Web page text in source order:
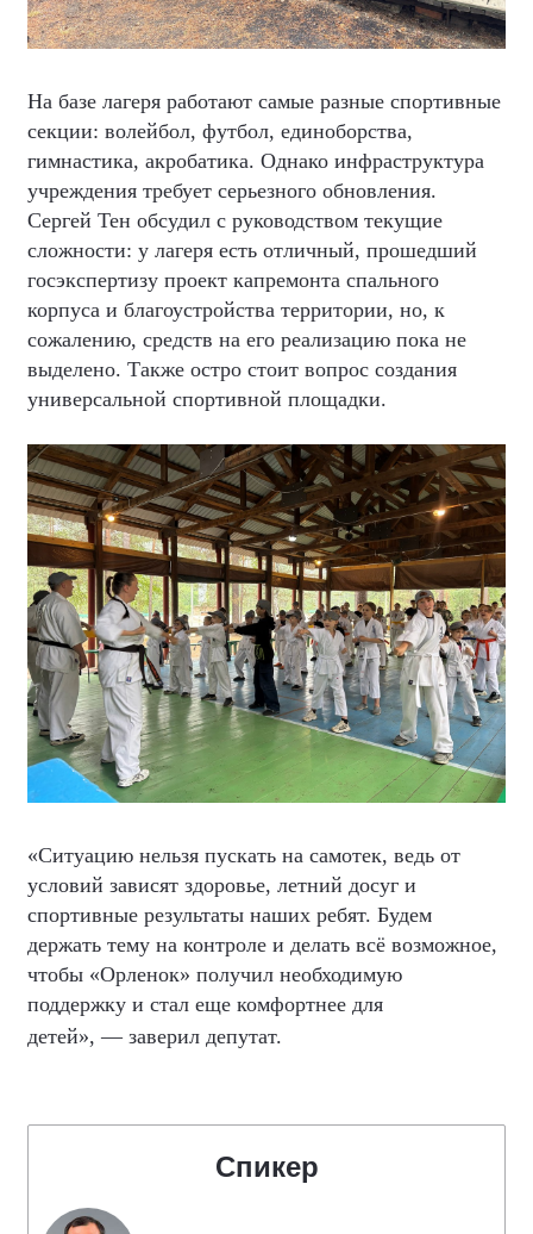
На базе лагеря работают самые разные спортивные
секции: волейбол, футбол, единоборства,
гимнастика, акробатика. Однако инфраструктура
учреждения требует серьезного обновления.
Сергей Тен обсудил с руководством текущие
сложности: у лагеря есть отличный, прошедший
госэкспертизу проект капремонта спального
корпуса и благоустройства территории, но, к
сожалению, средств на его реализацию пока не
выделено. Также остро стоит вопрос создания
универсальной спортивной площадки.
«Ситуацию нельзя пускать на самотек, ведь от
условий зависят здоровье, летний досуг и
спортивные результаты наших ребят. Будем
держать тему на контроле и делать всё возможное,
чтобы «Орленок» получил необходимую
поддержку и стал еще комфортнее для
детей»,—заверил депутат.
Спикер